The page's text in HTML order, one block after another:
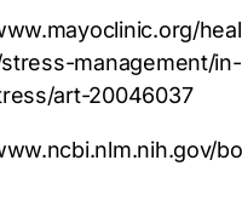
management/in-
art-20046037